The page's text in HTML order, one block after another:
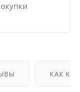
КАК